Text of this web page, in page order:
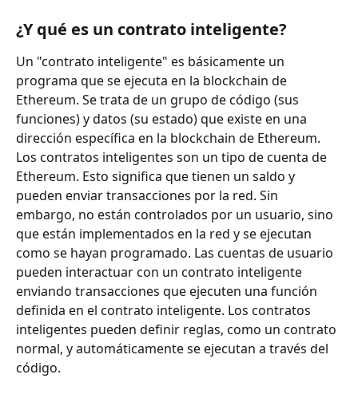
¿Y qué es un contrato inteligente?
Un "contrato inteligente" es básicamente un
programa que se ejecuta en la blockchain de
Ethereum. Se trata de un grupo de código (sus
funciones) y datos (su estado) que existe en una
dirección específica en la blockchain de Ethereum.
Los contratos inteligentes son un tipo de cuenta de
Ethereum. Esto significa que tienen un saldo y
pueden enviar transacciones por la red. Sin
embargo, no están controlados por un usuario, sino
que están implementados en la red y se ejecutan
como se hayan programado. Las cuentas de usuario
pueden interactuar con un contrato inteligente
enviando transacciones que ejecuten una función
definida en el contrato inteligente. Los contratos
inteligentes pueden definir reglas, como un contrato
normal, y automáticamente se ejecutan a través del
código.